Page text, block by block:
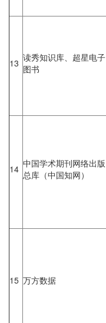
13 读秀知识库、超星电子
图书
14 中国学术期刊网络出版
总库（中国知网）
15 万方数据